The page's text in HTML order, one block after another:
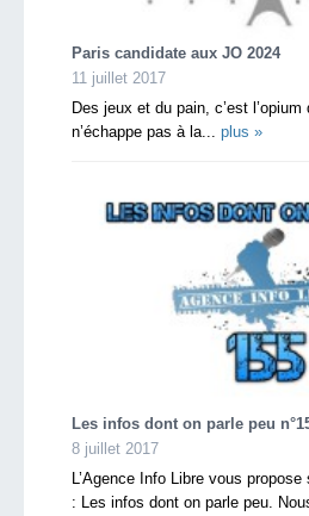
Paris candidate aux JO 2024
11 juillet 2017
Des jeux et du pain, c’est
n’échappe pas à la... plus »
Les infos dont on parle peu
8 juillet 2017
L’Agence Info Libre vous
: Les infos dont on parle peu.